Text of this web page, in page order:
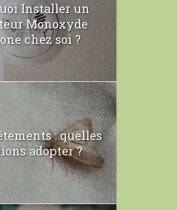
Installer un
Monoxyde
chez soi ?
: quelles
adopter ?